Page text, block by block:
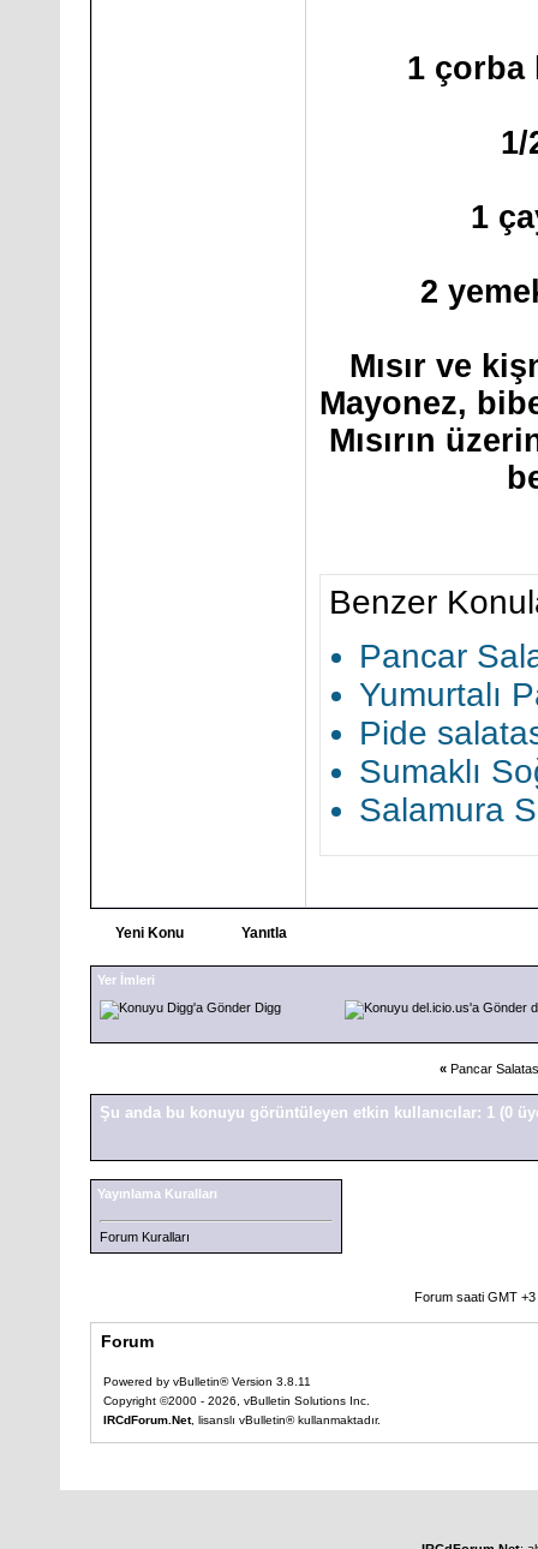
1 çorba
1/
1
2
Mısır ve
Mayonez,
Mısırın
Benzer
Pancar
Yumurtalı
Pide
Sumaklı
Salamura
Yeni Konu Yanıtla
Yer İmleri
Digg
« Pancar
Şu anda bu konuyu görüntüleyen etkin kullanıcılar: 1 (0
Yayınlama Kuralları
Forum Kuralları
Forum saati GMT
Forum
Powered by vBulletin® Version 3.8.11
Copyright ©2000 - 2026, vBulletin Solutions Inc.
IRCdForum.Net, lisanslı vBulletin® kullanmaktadır.